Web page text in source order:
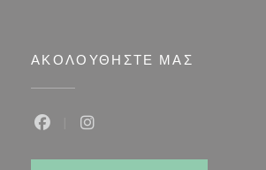
ΑΚΟΛΟΥΘΉΣΤΕ ΜΑΣ